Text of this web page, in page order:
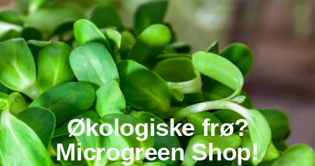
Økologiske frø?
Microgreen Shop!